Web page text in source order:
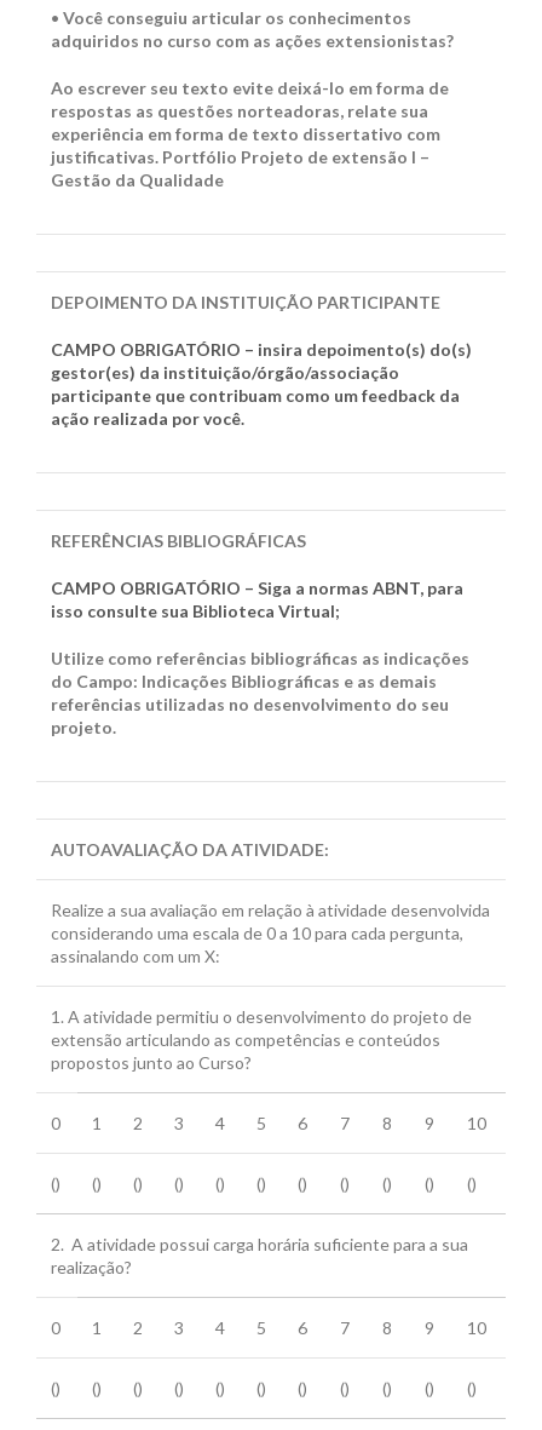
• Você conseguiu articular os conhecimentos
adquiridos no curso com as ações extensionistas?
Ao escrever seu texto evite deixá-lo em forma de
respostas as questões norteadoras, relate sua
experiência em forma de texto dissertativo com
justificativas. Portfólio Projeto de extensão I –
Gestão da Qualidade
DEPOIMENTO DA INSTITUIÇÃO PARTICIPANTE
CAMPO OBRIGATÓRIO – insira depoimento(s) do(s)
gestor(es) da instituição/órgão/associação
participante que contribuam como um feedback da
ação realizada por você.
REFERÊNCIAS BIBLIOGRÁFICAS
CAMPO OBRIGATÓRIO – Siga a normas ABNT, para
isso consulte sua Biblioteca Virtual;
Utilize como referências bibliográficas as indicações
do Campo: Indicações Bibliográficas e as demais
referências utilizadas no desenvolvimento do seu
projeto.
AUTOAVALIAÇÃO DA ATIVIDADE:
Realize a sua avaliação em relação à atividade desenvolvida
considerando uma escala de 0 a 10 para cada pergunta,
assinalando com um X:
1. A atividade permitiu o desenvolvimento do projeto de
extensão articulando as competências e conteúdos
propostos junto ao Curso?
0 1 2 3 4 5 6 7 8 9 10
() () () () () () () () () () ()
2. A atividade possui carga horária suficiente para a sua
realização?
0 1 2 3 4 5 6 7 8 9 10
() () () () () () () () () () ()